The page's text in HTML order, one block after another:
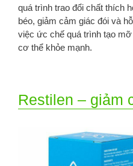
quá trình trao đổi chất thích
béo, giảm cảm giác đói và
việc ức chế quá trình tạo
cơ thể khỏe mạnh.
Restilen – giảm